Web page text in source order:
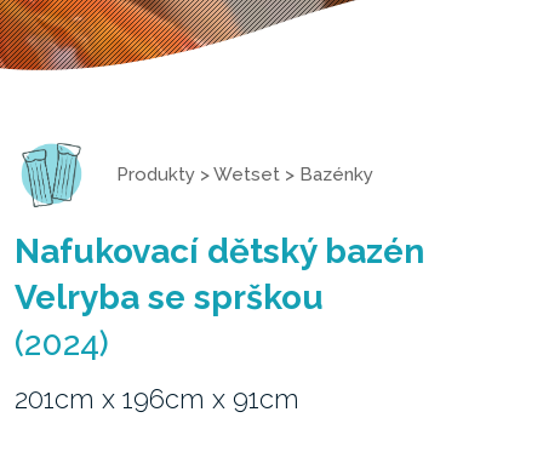
Produkty >Wetset > Bazénky
Nafukovací dětský bazén
Velryba se sprškou
(2024)
201cm x 196cm x 91cm